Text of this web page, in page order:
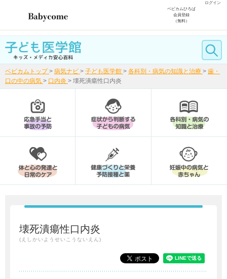
ログイン
ベビカムひろば
会員登録
（無料）
ベビカムトップ > 病気ナビ > 子ども医学館 > 各科別・病気の知識と治療 > 歯・
口の中の病気 > 口内炎 > 壊死潰瘍性口内炎
壊死潰瘍性口内炎
(えしかいようせいこうないえん)